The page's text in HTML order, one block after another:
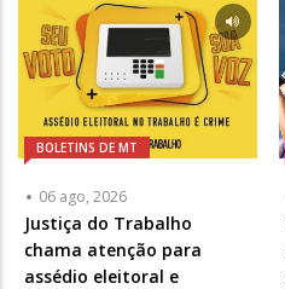
BOLETINS DE MT
06 ago, 2026
Justiça do Trabalho
chama atenção para
assédio eleitoral e